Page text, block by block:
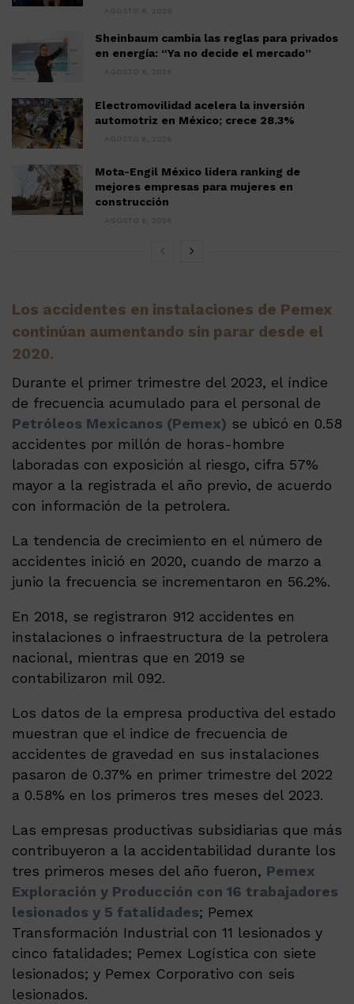
AGOSTO 6, 2026
Sheinbaum cambia las reglas para privados
en energía: “Ya no decide el mercado”
AGOSTO 6, 2026
Electromovilidad acelera la inversión
automotriz en México; crece 28.3%
AGOSTO 6, 2026
Mota-Engil México lidera ranking de
mejores empresas para mujeres en
construcción
AGOSTO 6, 2026
Los accidentes en instalaciones de Pemex
continúan aumentando sin parar desde el
2020.
Durante el primer trimestre del 2023, el índice
de frecuencia acumulado para el personal de
Petróleos Mexicanos (Pemex) se ubicó en 0.58
accidentes por millón de horas-hombre
laboradas con exposición al riesgo, cifra 57%
mayor a la registrada el año previo, de acuerdo
con información de la petrolera.
La tendencia de crecimiento en el número de
accidentes inició en 2020, cuando de marzo a
junio la frecuencia se incrementaron en 56.2%.
En 2018, se registraron 912 accidentes en
instalaciones o infraestructura de la petrolera
nacional, mientras que en 2019 se
contabilizaron mil 092.
Los datos de la empresa productiva del estado
muestran que el indice de frecuencia de
accidentes de gravedad en sus instalaciones
pasaron de 0.37% en primer trimestre del 2022
a 0.58% en los primeros tres meses del 2023.
Las empresas productivas subsidiarias que más
contribuyeron a la accidentabilidad durante los
tres primeros meses del año fueron, Pemex
Exploración y Producción con 16 trabajadores
lesionados y 5 fatalidades; Pemex
Transformación Industrial con 11 lesionados y
cinco fatalidades; Pemex Logística con siete
lesionados; y Pemex Corporativo con seis
lesionados.